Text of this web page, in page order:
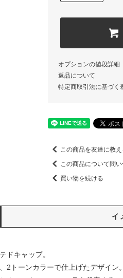
オプションの値段詳細
返品について
特定商取引法に基づく
この商品を友達に教え
この商品について問
買い物を続ける
イ
ドキャップ。
トーンカラーで仕上げたデザイン。